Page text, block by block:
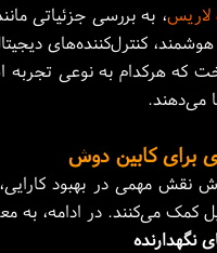
لاریس، به بررسی جزئیاتی
کنترل‌کننده‌های
که هرکدام به نوعی تجربه
می‌دهند.
برای کابین دوش
نقش مهمی در بهبود
کمک می‌کنند. در ادامه، به
نگهدارنده